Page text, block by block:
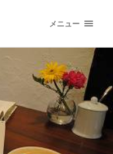
メニュー